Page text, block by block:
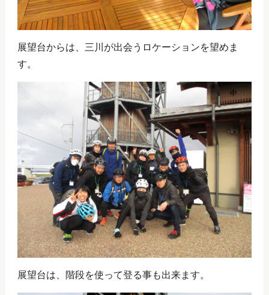
展望台からは、三川が出会うロケーションを望めま
す。
展望台は、階段を使って登る事も出来ます。